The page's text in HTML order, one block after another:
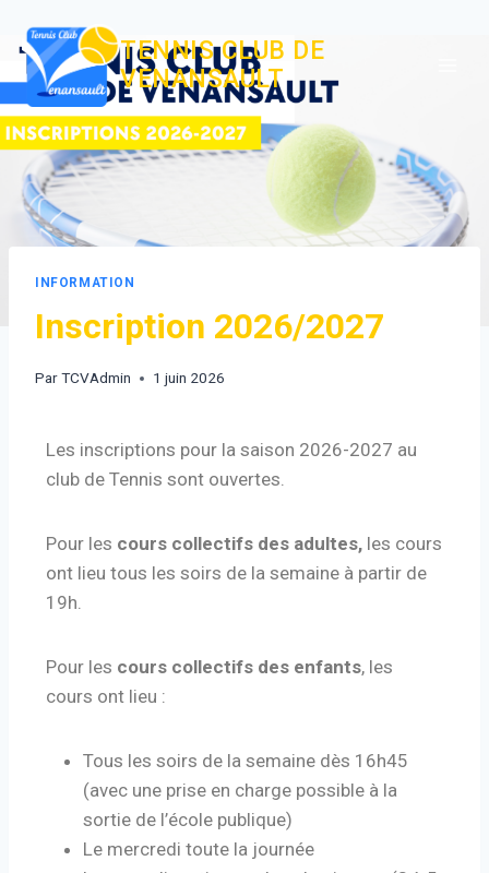
TENNIS CLUB DE
VENANSAULT
INFORMATION
Inscription 2026/2027
ParTCVAdmin 1 juin 2026
Les inscriptions pour la saison 2026-2027 au
club de Tennis sont ouvertes.
Pour les cours collectifs des adultes, les cours
ont lieu tous les soirs de la semaine à partir de
19h.
Pour les cours collectifs des enfants, les
cours ont lieu :
Tous les soirs de la semaine dès 16h45
(avec une prise en charge possible à la
sortie de l’école publique)
Le mercredi toute la journée